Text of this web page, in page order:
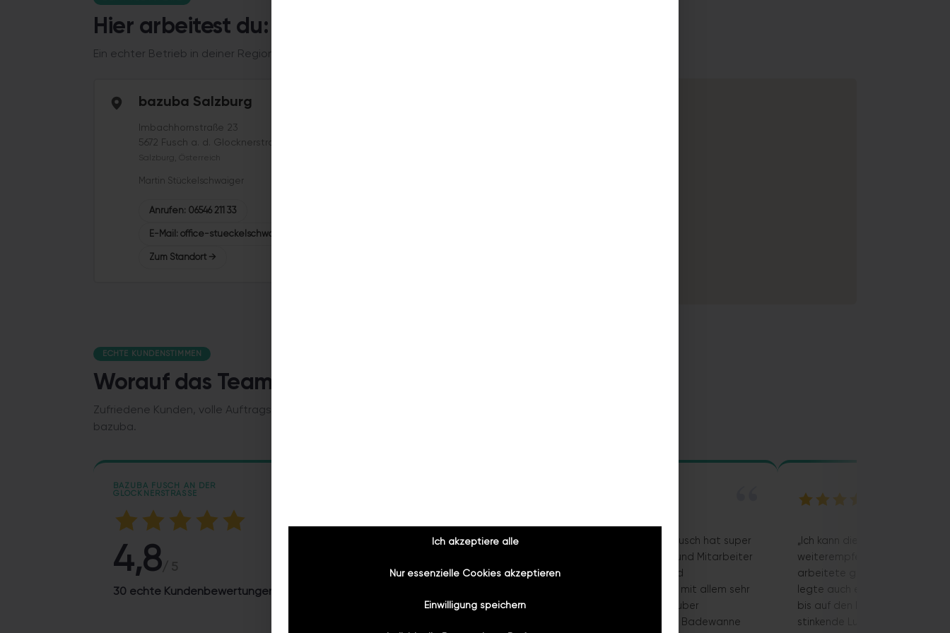
Hier arbeitest du: bazuba Fusch a. d. Glocknerstraße
Ein echter Betrieb in deiner Region, kein anonymes Großunternehmen. So findest du uns.
bazuba Salzburg
Imbachhornstraße 23
5672 Fusch a. d. Glocknerstraße
Salzburg, Österreich
Martin Stückelschwaiger
Anrufen: 06546 211 33
E-Mail : office-stueckelschwaiger@bazuba.at
Zum Standort →
ECHTE KUNDENSTIMMEN
Worauf das Team stolz ist
Zufriedene Kunden, volle Auftragsbücher, sichere Arbeit. Das sagen die Menschen über
bazuba.
BAZUBA FUSCH AN DER
GLOCKNERSTRASSE
4,8
30 echte Kundenbewertungen
„Die Firma bazuba in Fusch hat super
sind sehr freundlich und
zufrieden es wurde sauber
„Die Firma bazuba in Fusch hat super
Arbeit geleistet.Chef und Mitarbeiter
sind sehr freundlich und
zuvorkommend.Ich bin mit allem sehr
zufrieden es wurde sauber
gearbeitet und meine Badewanne
„Ich kann die Firma Bazuba nur
weiterempfehlen: der
arbeitete gründlich und
legte auch einen Schlauch
bis auf den Balkon, um die
stinkende Luft abzusaugen,
Ich akzeptiere alle
Nur essenzielle Cookies akzeptieren
Einwilligung speichern